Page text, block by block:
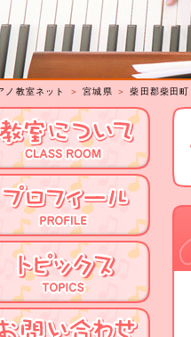
ノ教室ネット ＞宮城県 ＞柴田郡柴田町